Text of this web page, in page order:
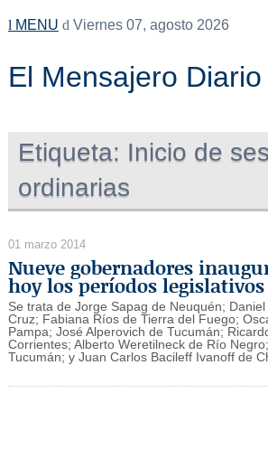
MENU Viernes 07, agosto 2026
El Mensajero Diario
Etiqueta: Inicio de
ordinarias
01 marzo 2014
Nueve gobernadores
hoy los períodos legislativos
Se trata de Jorge Sapag de Neuquén;
Cruz; Fabiana Ríos de Tierra del Fuego;
Pampa; José Alperovich de Tucumán;
Corrientes; Alberto Weretilneck de Río
Tucumán; y Juan Carlos Bacileff Ivanoff de